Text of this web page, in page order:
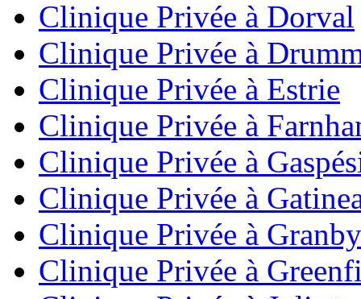
Clinique Privée à Dorval
Clinique Privée à
Clinique Privée à Estrie
Clinique Privée à
Clinique Privée à
Clinique Privée à
Clinique Privée à Granby
Clinique Privée à